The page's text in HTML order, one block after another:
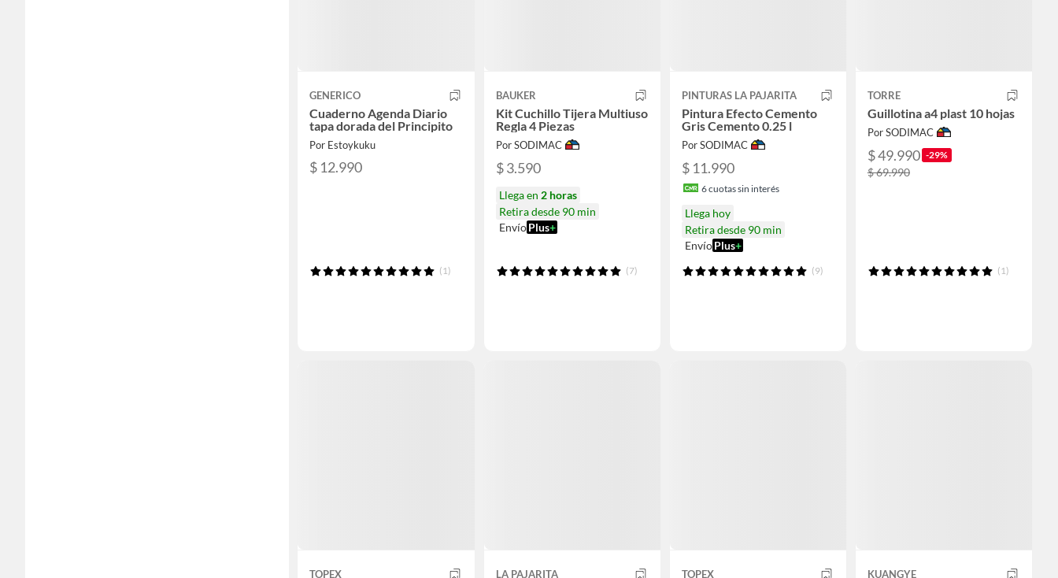
GENERICO
Cuaderno Agenda Diario
tapa dorada del Principito
Por Estoykuku
$ 12.990
(1)
BAUKER
Kit Cuchillo Tijera Multiuso
Regla 4 Piezas
Por SODIMAC
$ 3.590
Llega en 2 horas
Retira desde 90 min
Envío Plus+
(7)
PINTURAS LA PAJARITA
Pintura Efecto Cemento
Gris Cemento 0.25 l
Por SODIMAC
$ 11.990
6cuotas sin interés
Llega hoy
Retira desde 90 min
EnvíoPlus+
(9)
TORRE
Guillotina a4 plast 10 hojas
Por SODIMAC
$ 49.990 -29%
$ 69.990
(1)
TOPEX LA PAJARITA TOPEX KUANGYE